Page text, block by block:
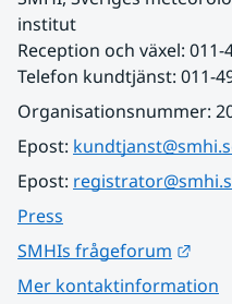
institut
Reception och växel: 011-
Telefon kundtjänst: 011-
Organisationsnummer:
Epost:
Epost:
Press
SMHIs frågeforum
Mer kontaktinformation